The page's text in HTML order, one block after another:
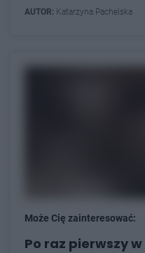
AUTOR: Katarzyna Pachelska
Może Cię zainteresować:
Po raz pierwszy w